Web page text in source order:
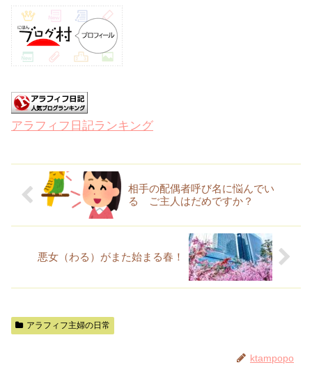
アラフィフ日記ランキング
相手の配偶者呼び名に悩んでい
る ご主人はだめですか？
悪女（わる）がまた始まる春！
アラフィフ主婦の日常
ktampopo